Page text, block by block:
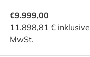
€9.999,00
11.898,81 € inklusive
MwSt.